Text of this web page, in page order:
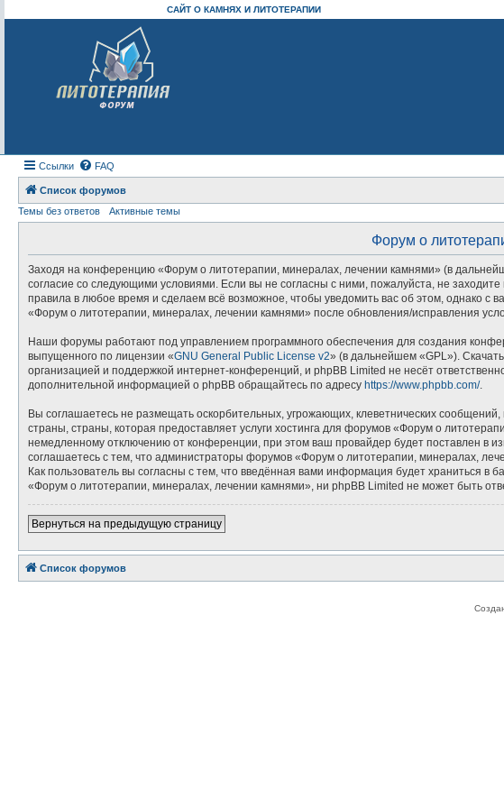
САЙТ О КАМНЯХ И ЛИТОТЕРАПИИ
Ссылки FAQ
Список форумов
Темы без ответов
Активные темы
Форум о
Заходя на конференцию «Форум о литотерапии, минералах, лечении камнями» (в
согласие со следующими условиями. Если вы не согласны с ними, пожалуйста, не
правила в любое время и сделаем всё возможное, чтобы уведомить вас об этом, однако с
«Форум о литотерапии, минералах, лечении камнями» после обновления/исправления
Наши форумы работают под управлением программного обеспечения для создания
выпущенного по лицензии «GNU General Public License v2» (в дальнейшем «GPL»).
организацией и поддержкой интернет-конференций, и phpBB Limited не несёт
дополнительной информацией о phpBB обращайтесь по адресу https://www.phpbb.com/.
Вы соглашаетесь не размещать оскорбительных, угрожающих, клеветнических
страны, страны, которая предоставляет услуги хостинга для форумов «Форум о
немедленному отключению от конференции, при этом ваш провайдер будет поставлен в
соглашаетесь с тем, что администраторы форумов «Форум о литотерапии, минералах,
Как пользователь вы согласны с тем, что введённая вами информация будет храниться
«Форум о литотерапии, минералах, лечении камнями», ни phpBB Limited не может быть
Вернуться на предыдущую страницу
Список форумов